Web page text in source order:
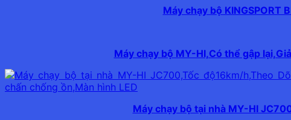
Máy chạy bộ KINGSPORT
Máy chạy bộ MY-HI,Có thể gập
Máy chạy bộ tại nhà MY-HI